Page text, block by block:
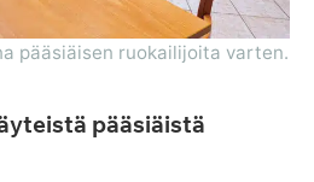
pääsiäisen ruokailijoita varten.
pääsiäistä